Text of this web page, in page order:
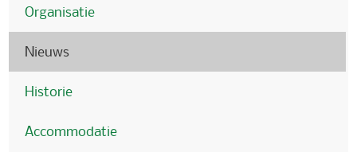
Organisatie
Nieuws
Historie
Accommodatie